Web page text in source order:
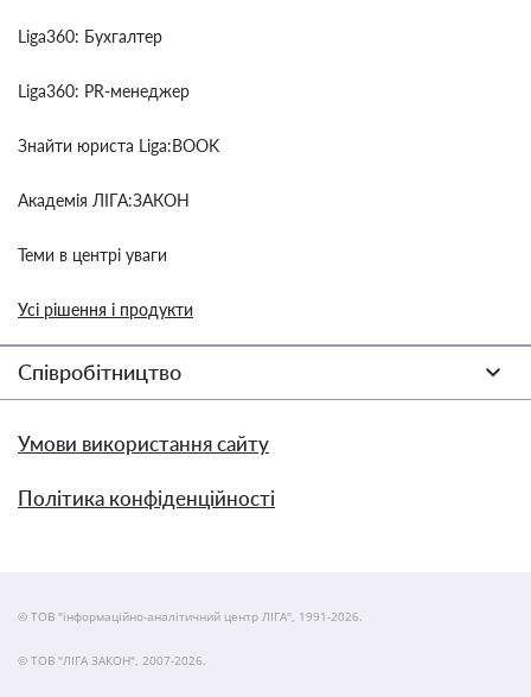
Liga360: Бухгалтер
Liga360: PR-менеджер
Знайти юриста Liga:BOOK
Академія ЛІГА:ЗАКОН
Теми в центрі уваги
Усі рішення і продукти
Співробітництво
Умови використання сайту
Політика конфіденційності
© ТОВ "інформаційно-аналітичний центр ЛІГА", 1991-2026.
© ТОВ "ЛІГА ЗАКОН", 2007-2026.